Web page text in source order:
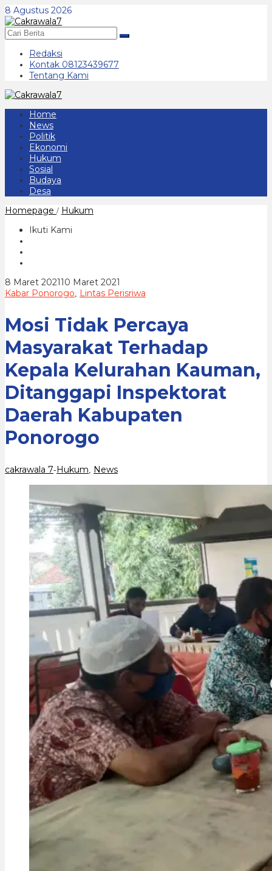
Lewati
ke
konten
8 Agustus 2026
Redaksi
Kontak 08123439677
Tentang Kami
Home
News
Politik
Ekonomi
Hukum
Sosial
Budaya
Desa
Homepage / Hukum
Kauman,
Ditanggapi
Inspektorat
Kabupaten
Ponorogo
Ikuti Kami
8 Maret 202110 Maret 2021
cakrawala
Kabar Ponorogo, Lintas Perisriwa
Mosi Tidak Percaya
Masyarakat Terhadap
Kepala Kelurahan Kauman,
Ditanggapi Inspektorat
Daerah Kabupaten
Ponorogo
cakrawala 7-Hukum News